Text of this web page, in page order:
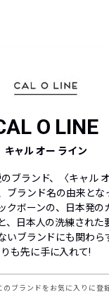
会員利用
特定商取
O LINE
キャル オー ライン
ブランド、〈キャル
ブランド名の由来と
クボーンの、日本発の
、日本人の洗練された
いブランドにも関わら
りも先に手に入れて!
のブランドをお気に入りに登